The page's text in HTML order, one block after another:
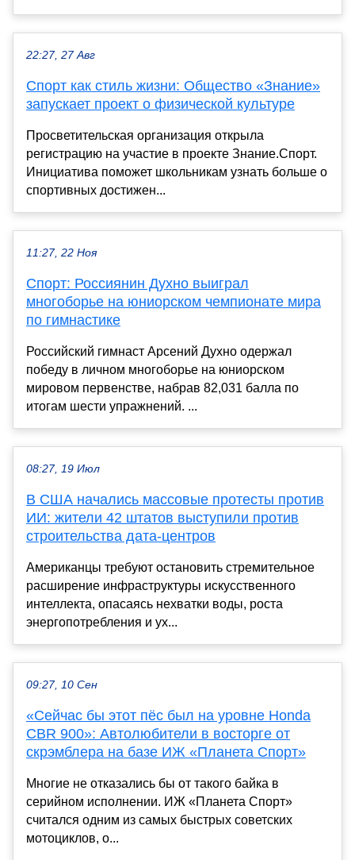
22:27, 27 Авг
Спорт как стиль жизни: Общество «Знание»
запускает проект о физической культуре
Просветительская организация открыла
регистрацию на участие в проекте Знание.Спорт.
Инициатива поможет школьникам узнать больше о
спортивных достижен...
11:27, 22 Ноя
Спорт: Россиянин Духно выиграл
многоборье на юниорском чемпионате мира
по гимнастике
Российский гимнаст Арсений Духно одержал
победу в личном многоборье на юниорском
мировом первенстве, набрав 82,031 балла по
итогам шести упражнений. ...
08:27, 19 Июл
В США начались массовые протесты против
ИИ: жители 42 штатов выступили против
строительства дата-центров
Американцы требуют остановить стремительное
расширение инфраструктуры искусственного
интеллекта, опасаясь нехватки воды, роста
энергопотребления и ух...
09:27, 10 Сен
«Сейчас бы этот пёс был на уровне Honda
CBR 900»: Автолюбители в восторге от
скрэмблера на базе ИЖ «Планета Спорт»
Многие не отказались бы от такого байка в
серийном исполнении. ИЖ «Планета Спорт»
считался одним из самых быстрых советских
мотоциклов, о...